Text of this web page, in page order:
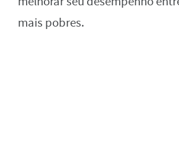
mais pobres.